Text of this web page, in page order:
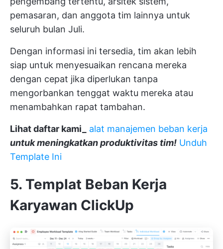
pemasaran, dan anggota tim lainnya untuk
seluruh bulan Juli.
Dengan informasi ini tersedia, tim akan lebih
siap untuk menyesuaikan rencana mereka
dengan cepat jika diperlukan tanpa
mengorbankan tenggat waktu mereka atau
menambahkan rapat tambahan.
Lihat daftar kami_
alat manajemen beban kerja
untuk meningkatkan produktivitas tim! Unduh
Template Ini
5. Templat Beban Kerja
Karyawan ClickUp